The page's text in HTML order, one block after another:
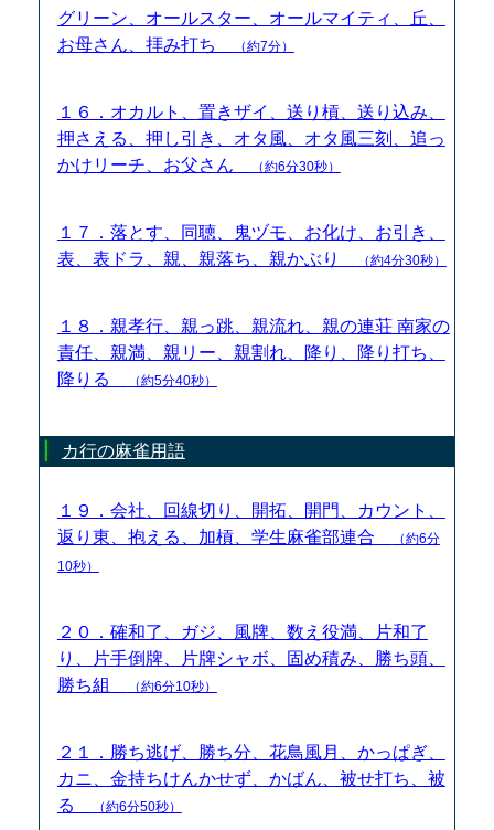
グリーン、オールスター、オールマイティ、丘、
お母さん、拝み打ち
（約7分）
１６．オカルト、置きザイ、送り槓、送り込み、
押さえる、押し引き、オタ風、オタ風三刻、追っ
かけリーチ、お父さん
（約6分30秒）
１７．落とす、同聴、鬼ヅモ、お化け、お引き、
表、表ドラ、親、親落ち、親かぶり
（約4分30秒）
１８．親孝行、親っ跳、親流れ、親の連荘 南家の
責任、親満、親リー、親割れ、降り、降り打ち、
降りる
（約5分40秒）
カ行の麻雀用語
１９．会社、回線切り、開拓、開門、カウント、
返り東、抱える、加槓、学生麻雀部連合
（約6分
10秒）
２０．確和了、ガジ、風牌、数え役満、片和了
り、片手倒牌、片牌シャボ、固め積み、勝ち頭、
勝ち組
（約6分10秒）
２１．勝ち逃げ、勝ち分、花鳥風月、かっぱぎ、
カニ、金持ちけんかせず、かばん、被せ打ち、被
る
（約6分50秒）